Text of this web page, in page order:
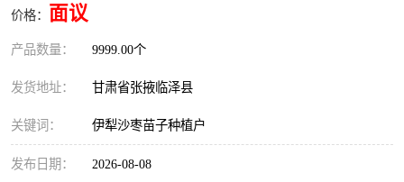
价格： 面议
产品数量： 9999.00个
发货地址： 甘肃省张掖临泽县
关键词： 伊犁沙枣苗子种植户
发布日期： 2026-08-08